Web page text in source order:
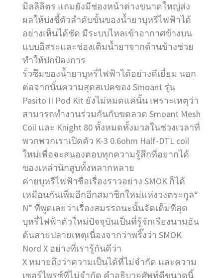
มิลลิลิตร แถมยังมีช่องหน้าต่างขนาดใหญ่ส่ง
ผลให้บ่งชี้ตัวลำดับขั้นของน้ำยาบุหรี่ไฟฟ้าได้
อย่างเห็นได้ชัด มีระบบไหลเข้าอากาศข้างบน
แบบอิสระและช่องเติมน้ำยาจากด้านข้างช่วย
ทำให้ปกป้องการ
รั่วซึมของน้ำยาบุหรี่ไฟฟ้าได้อย่างดีเยี่ยม นอก
ต่อจากนั้นความสุดสเปคของ Smoant รุ่น
Pasito II Pod Kit ยังไม่หมดแค่นั้น เพราะเหตุว่า
สามารถทำงานร่วมกันกับขดลวด Smoant Mesh
Coil และ Knight 80 ทั้งหมดทั้งมวลในช่วงเวลาที่
พวกพวกเราเปิดตัว K-3 0.6ohm Half-DTL coil
ใหม่เพื่อจะสนองตอบทุกความรู้สึกที่อยากได้
ของเหล่านักสูบทั้งหลากหลาย
ค่ายบุหรี่ไฟฟ้าชื่อเรื่องราวอย่าง SMOK ก็ได้
เหมือนกันเพิ่มอีกอีกสมาชิกใหม่แห่งวงตระกูล“
N” ที่พูดเลยว่าเรื่องสมรรถนะนั้นจัดเต็มที่สุด
บุหรี่ไฟฟ้าตัวใหม่ปัจจุบันเป็นที่รู้จักเรียงนามอัน
ต้นสายปลายเหตุเนื่องจากว่าพริ๊งว่า SMOK
Nord X อย่างที่เรารู้กันดีว่า
X หมายถึงว่าความเป็นได้ที่ไม่จำกัด และความ
เซอร์ไพรซ์ที่ไม่จำกัด คำอธิบายศัพท์ดีขนาดนี้